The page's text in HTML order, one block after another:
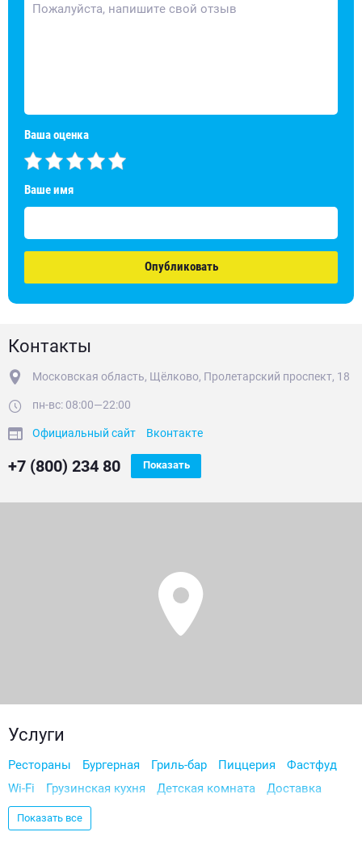
Ваша оценка
Ваше имя
Опубликовать
Контакты
Московская область, Щёлково, Пролетарский проспект, 18
пн-вс: 08:00—22:00
Официальный сайт Вконтакте
+7 (800) 234 80 Показать
Услуги
Рестораны Бургерная Гриль-бар Пиццерия
Фастфуд
Wi-Fi
Грузинская кухня Детская комната
Доставка
Кавказская кухня
Доставка фастфуда
Показать все